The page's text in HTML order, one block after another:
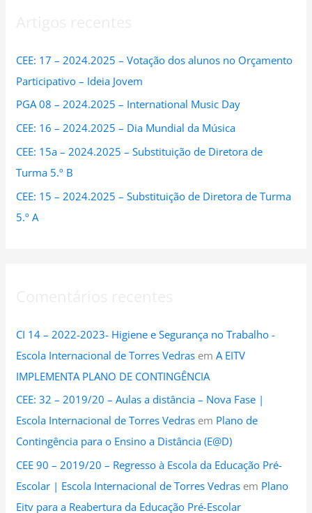
f
o
r
:
CEE: 17 – 2024.2025 – Votação dos alunos no Orçamento
Participativo – Ideia Jovem
PGA 08 – 2024.2025 – International Music Day
CEE: 16 – 2024.2025 – Dia Mundial da Música
CEE: 15a – 2024.2025 – Substituição de Diretora de
Turma 5.º B
CEE: 15 – 2024.2025 – Substituição de Diretora de Turma
5.º A
CI 14 – 2022-2023- Higiene e Segurança no Trabalho -
Escola Internacional de Torres Vedras emA EITV
IMPLEMENTA PLANO DE CONTINGÊNCIA
CEE: 32 – 2019/20 – Aulas a distância – Nova Fase |
Escola Internacional de Torres Vedras em Plano de
Contingência para o Ensino a Distância (E@D)
CEE 90 – 2019/20 – Regresso à Escola da Educação Pré-
Escolar | Escola Internacional de Torres Vedras em Plano
Eitv para a Reabertura da Educação Pré-Escolar